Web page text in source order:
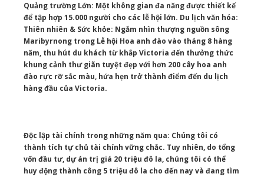
Quảng trường Lớn: Một không gian đa năng được thiết kế
để tập hợp 15.000 người cho các lễ hội lớn. Du lịch văn hóa:
Thiên nhiên & Sức khỏe: Ngắm nhìn thượng nguồn sông
Maribyrnong trong Lễ hội Hoa anh đào vào tháng 8 hàng
năm, thu hút du khách từ khắp Victoria đến thưởng thức
khung cảnh thư giãn tuyệt đẹp với hơn 200 cây hoa anh
đào rực rỡ sắc màu, hứa hẹn trở thành điểm đến du lịch
hàng đầu của Victoria.
Độc lập tài chính trong những năm qua: Chúng tôi có
thành tích tự chủ tài chính vững chắc. Tuy nhiên, do tổng
vốn đầu tư, dự án trị giá 20 triệu đô la, chúng tôi có thể
huy động thành công 5 triệu đô la cho đến nay và đang tìm